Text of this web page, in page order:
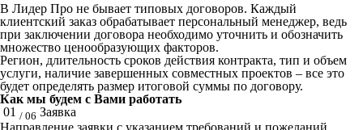
В Лидер Про не бывает типовых договоров. Каждый
клиентский заказ обрабатывает персональный менеджер, ведь
при заключении договора необходимо уточнить и обозначить
множество ценообразующих факторов.
Регион, длительность сроков действия контракта, тип и объем
услуги, наличие завершенных совместных проектов – все это
будет определять размер итоговой суммы по договору.
Как мы будем с Вами работать
01 / 06 Заявка
Направление заявки с указанием требований и пожеланий